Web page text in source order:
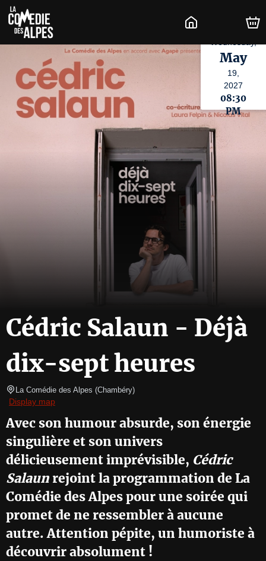
May
19,
2027
08:30
PM
Cédric Salaun - Déjà
dix-sept heures
La Comédie des Alpes (Chambéry)
Display map
Avec son humour absurde, son énergie
singulière et son univers
délicieusement imprévisible, Cédric
Salaun rejoint la programmation de La
Comédie des Alpes pour une soirée qui
promet de ne ressembler à aucune
autre.Attention pépite, un humoriste à
découvrir absolument !